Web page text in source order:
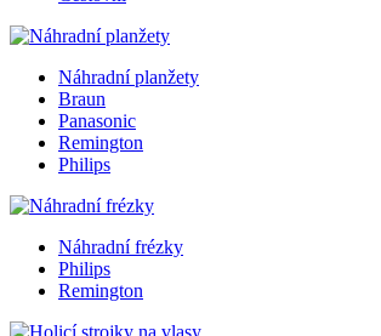
Náhradní planžety
Braun
Panasonic
Remington
Philips
Náhradní frézky
Philips
Remington